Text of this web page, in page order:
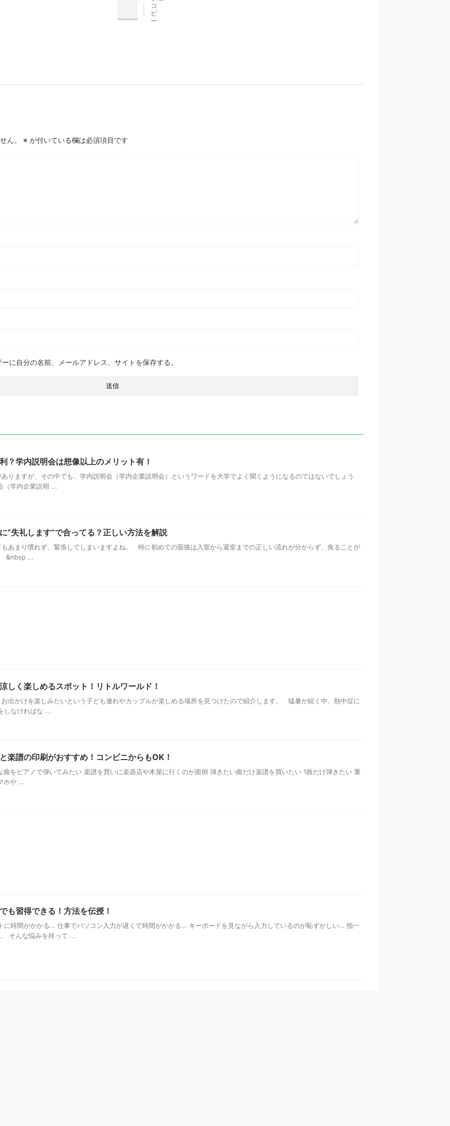
コ
ピ
ー
ん。 ※ が付いている欄は必須項目です
に自分の名前、メールアドレス、サイトを保存する。
？学内説明会は想像以上のメリット有！
りますが、その中でも、学内説明会（学内企業説明会）というワードを大学でよく聞くようになるのではないでしょう
学内企業説明 ...
“失礼します”で合ってる？正しい方法を解説
あまり慣れず、緊張してしまいますよね。 特に初めての面接は入室から退室までの正しい流れが分からず、焦ることが
&nbsp ...
しく楽しめるスポット！リトルワールド！
出かけを楽しみたいという子ども連れやカップルが楽しめる場所を見つけたので紹介します。 猛暑が続く中、熱中症に
しなければな ...
楽譜の印刷がおすすめ！コンビニからもOK！
をピアノで弾いてみたい 楽譜を買いに楽器店や本屋に行くのが面倒 弾きたい曲だけ楽譜を買いたい 1曲だけ弾きたい 重
ホや ...
も習得できる！方法を伝授！
に時間がかかる… 仕事でパソコン入力が遅くて時間がかかる… キーボードを見ながら入力しているのが恥ずかしい… 指一
そんな悩みを持って ...